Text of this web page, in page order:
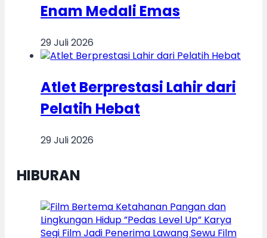
Enam Medali Emas
29 Juli 2026
Atlet Berprestasi Lahir dari
Pelatih Hebat
29 Juli 2026
HIBURAN